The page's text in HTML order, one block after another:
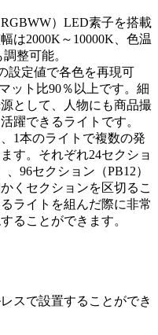
）LED素子を搭載
は2000K～10000K、色温
整可能。
設定値で各色を再現可
ット比90％以上です。細
として、人物にも商品撮
躍できるライトです。
1本のライトで複数の発
す。それぞれ24セクショ
96セクション（PB12）
くセクションを区切るこ
ライトを組んだ際に非常
ることができます。
スで設置することができ